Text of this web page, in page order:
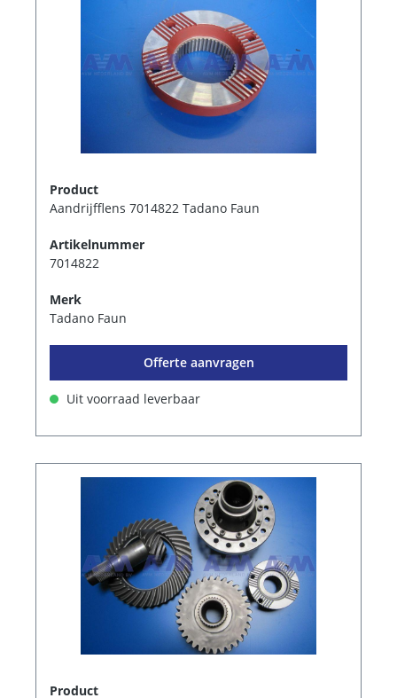
Product
Aandrijfflens 7014822 Tadano Faun
Artikelnummer
7014822
Merk
Tadano Faun
Offerte aanvragen
Uit voorraad leverbaar
Product